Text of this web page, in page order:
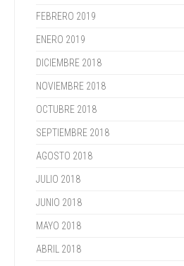
FEBRERO 2019
ENERO 2019
DICIEMBRE 2018
NOVIEMBRE 2018
OCTUBRE 2018
SEPTIEMBRE 2018
AGOSTO 2018
JULIO 2018
JUNIO 2018
MAYO 2018
ABRIL 2018